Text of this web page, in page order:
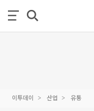
이투데이 산업 유통